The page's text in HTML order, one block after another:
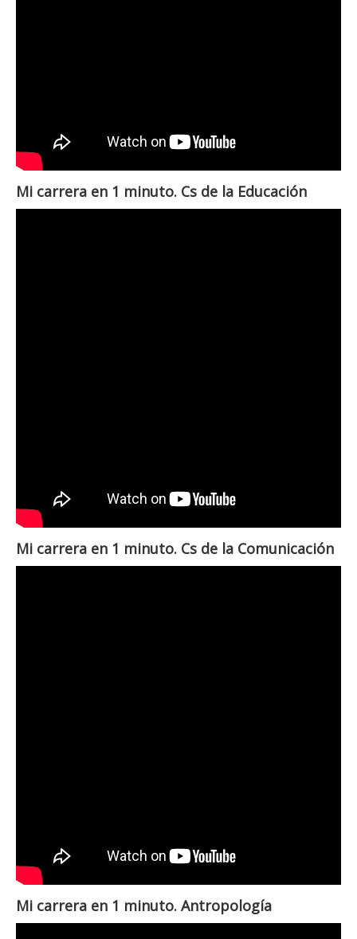
Mi carrera en 1 minuto. Cs de la Educación
Mi carrera en 1 minuto. Cs de la Comunicación
Mi carrera en 1 minuto. Antropología